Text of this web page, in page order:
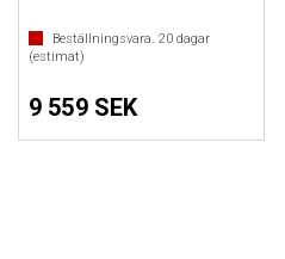
Beställningsvara. 20 dagar
(estimat)
9 559 SEK